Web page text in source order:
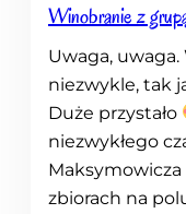
Winobranie z
Uwaga,
niezwykle, tak
Duże przystało
niezwykłego
Maksymowicza
zbiorach na